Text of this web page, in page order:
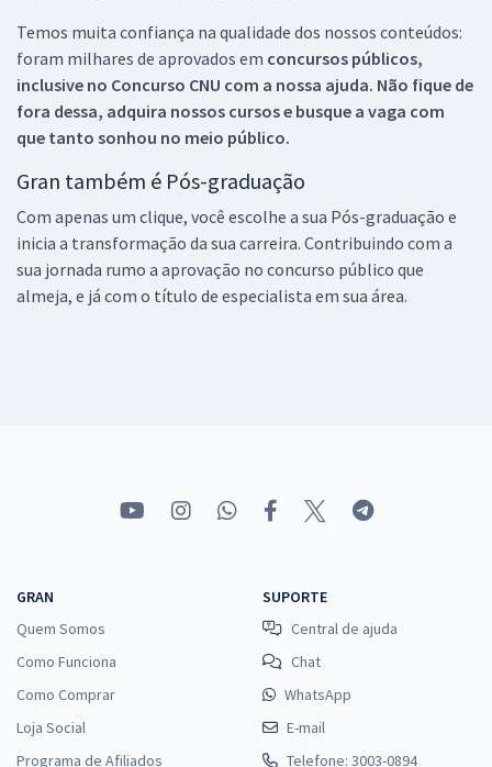
Temos muita confiança na qualidade dos nossos conteúdos:
foram milhares de aprovados em concursos públicos,
inclusive no Concurso CNU com a nossa ajuda. Não fique de
fora dessa, adquira nossos cursos e busque a vaga com
que tanto sonhou no meio público.
Gran também é Pós-graduação
Com apenas um clique, você escolhe a sua Pós-graduação e
inicia a transformação da sua carreira. Contribuindo com a
sua jornada rumo a aprovação no concurso público que
almeja, e já com o título de especialista em sua área.
GRAN
Quem Somos
Como Funciona
Como Comprar
Loja Social
Programa de Afiliados
SUPORTE
Central de ajuda
Chat
WhatsApp
E-mail
Telefone: 3003-0894